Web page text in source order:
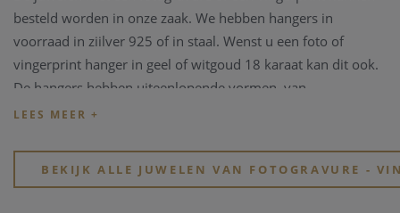
besteld worden in onze zaak. We hebben hangers in
voorraad in ziilver 925 of in staal. Wenst u een foto of
vingerprint hanger in geel of witgoud 18 karaat kan dit ook.
De hangers hebben uiteenlopende vormen, van
rechthoekige tot hartvormige hangers. Op de achterkant van
Asse juwelen zijn ook te vinden in onze zaak. We hebben
een collectie asse juwelen waarop we een vingerprint
BEKIJK ALLE JUWELEN VAN FOTOGRAVURE -